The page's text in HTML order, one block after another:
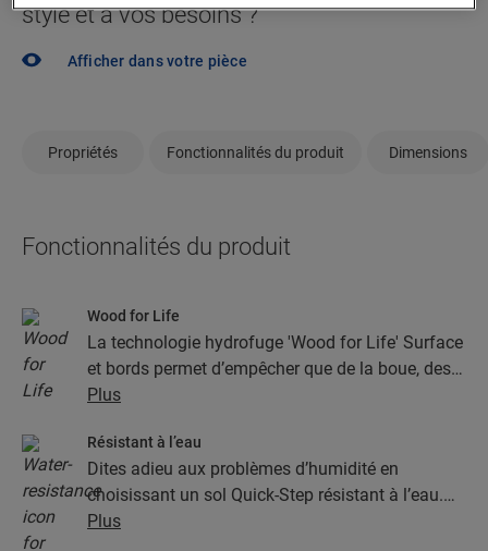
style et à vos besoins ?
Afficher dans votre pièce
Propriétés Fonctionnalités du produit Dimensions
Fonctionnalités du produit
Wood for Life
La technologie hydrofuge 'Wood for Life' Surface
et bords permet d’empêcher que de la boue, des
aliments renversés et d’autres saletés se coincent
permet de maintenir votre sol comme neuf.
Plus
Résistant à l’eau
Dites adieu aux problèmes d’humidité en
choisissant un sol Quick-Step résistant à l’eau.
Ces sols sont non seulement élégants et naturels,
Plus